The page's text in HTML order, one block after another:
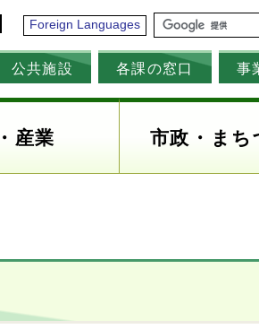
Foreign Languages
公共施設 各課の窓口 事
産業 市政・まち